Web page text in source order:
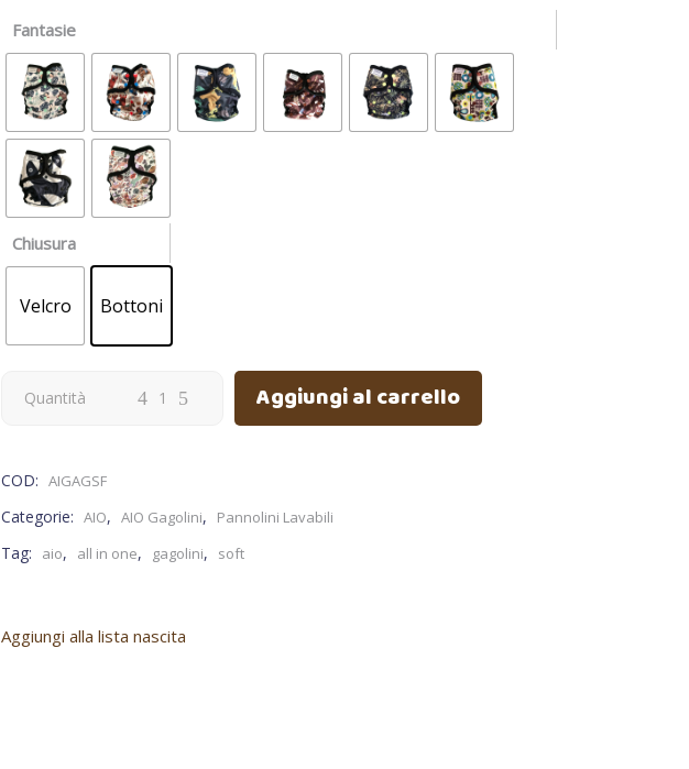
Fantasie
Chiusura
Velcro Bottoni
Quantità Aggiungi al carrello
COD: AIGAGSF
Categorie: AIO, AIO Gagolini, Pannolini Lavabili
Tag: aio, all in one, gagolini, soft
Aggiungi alla lista nascita